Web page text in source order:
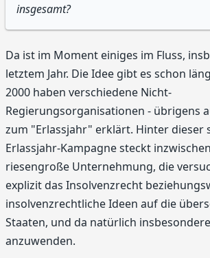
insgesamt?
Da ist im Moment einiges im Fluss,
letztem Jahr. Die Idee gibt es schon
2000 haben verschiedene Nicht-
Regierungsorganisationen - übrigens
zum "Erlassjahr" erklärt. Hinter dieser
Erlassjahr-Kampagne steckt
riesengroße Unternehmung, die
explizit das Insolvenzrecht
insolvenzrechtliche Ideen auf die
Staaten, und da natürlich
anzuwenden.